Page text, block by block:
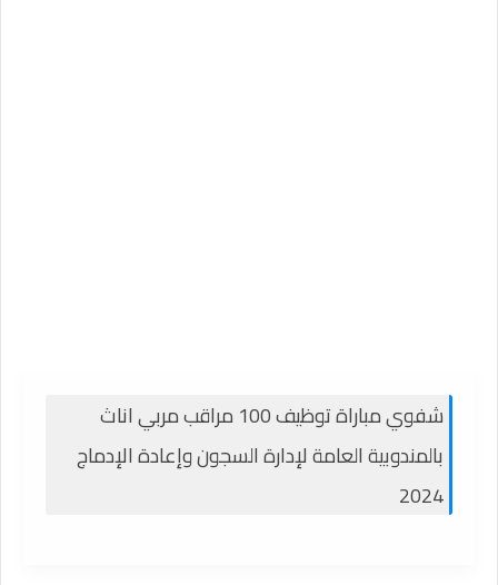
شفوي مباراة توظيف 100 مراقب مربي اناث
بالمندوبية العامة لإدارة السجون وإعادة الإدماج
2024